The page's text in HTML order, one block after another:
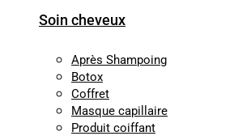
Soin cheveux
Après Shampoing
Botox
Coffret
Masque capillaire
Produit coiffant